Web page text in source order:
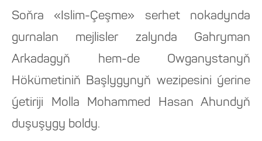
Soňra «Islim-Çeşme» serhet nokadynda
gurnalan mejlisler zalynda Gahryman
Arkadagyň hem-de Owganystanyň
Hökümetiniň Başlygynyň wezipesini ýerine
ýetiriji Molla Mohammed Hasan Ahundyň
duşuşygy boldy.